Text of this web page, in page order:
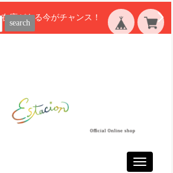
在庫がある今がチャンス！
search
Toggle